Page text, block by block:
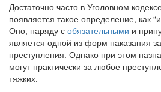
Достаточно часто в Уголовном
появляется такое определение, как
Оно, наряду с обязательными и
является одной из форм наказания
преступления. Однако при этом
могут практически за любое
тяжких.